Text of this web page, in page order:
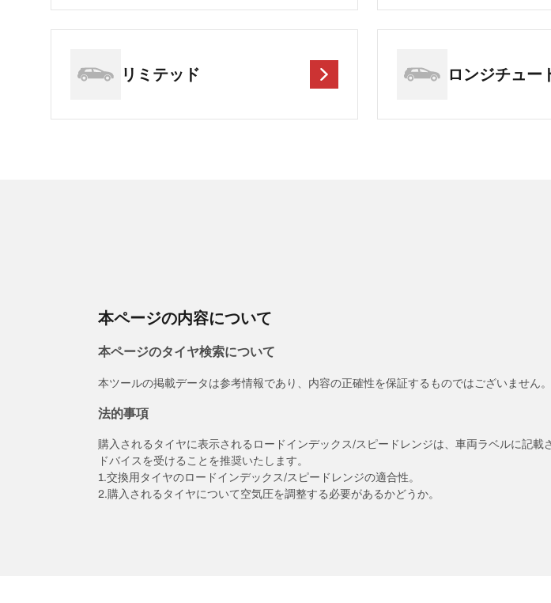
リミテッド ロンジチュー
本ページの内容について
本ページのタイヤ検索について
本ツールの掲載データは参考情報であり、内容の正確性を保証するものではございません
法的事項
購入されるタイヤに表示されるロードインデックス/スピードレンジは、車両ラベルに記
ドバイスを受けることを推奨いたします。
1.交換用タイヤのロードインデックス/スピードレンジの適合性。
2.購入されるタイヤについて空気圧を調整する必要があるかどうか。